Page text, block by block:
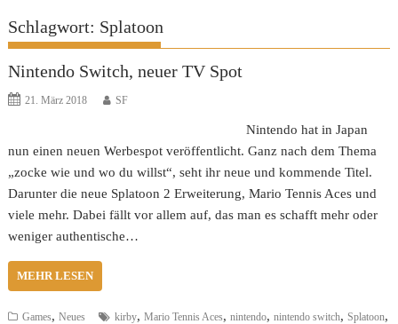
Schlagwort: Splatoon
Nintendo Switch, neuer TV Spot
21. März 2018 SF
Nintendo hat in Japan
nun einen neuen Werbespot veröffentlicht. Ganz nach dem Thema
„zocke wie und wo du willst“, seht ihr neue und kommende Titel.
Darunter die neue Splatoon 2 Erweiterung, Mario Tennis Aces und
viele mehr. Dabei fällt vor allem auf, das man es schafft mehr oder
weniger authentische…
MEHR LESEN
Games,Neues kirby,Mario Tennis Aces,nintendo,nintendo switch,Splatoon,